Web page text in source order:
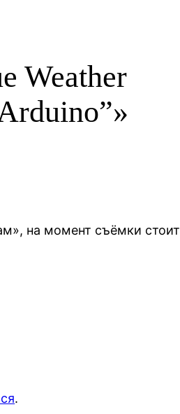
Weather
на момент съёмки стоит
.